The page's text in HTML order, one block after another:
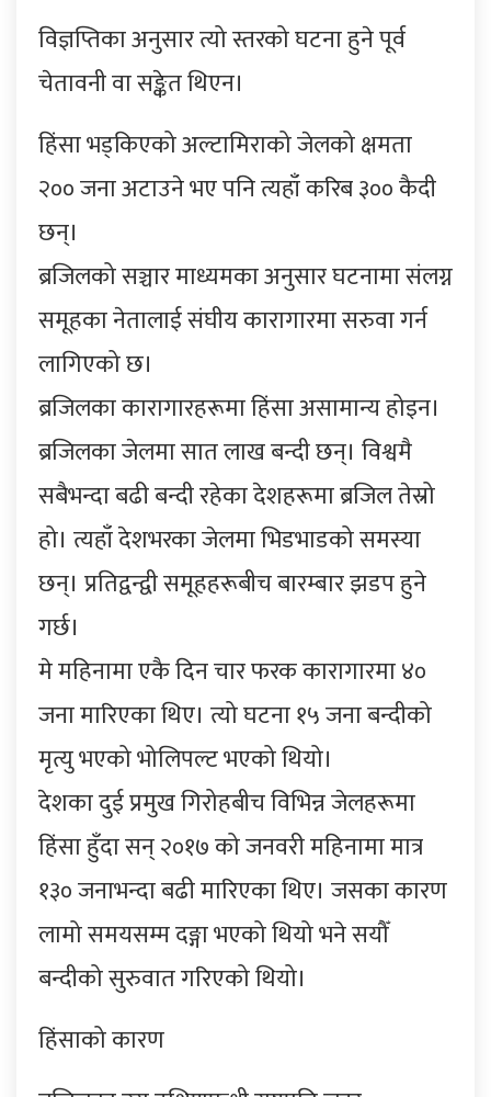
विज्ञप्तिका अनुसार त्यो स्तरको घटना हुने पूर्व
चेतावनी वा सङ्केत थिएन।
हिंसा भड्किएको अल्टामिराको जेलको क्षमता
२०० जना अटाउने भए पनि त्यहाँ करिब ३०० कैदी
छन्।
ब्रजिलको सञ्चार माध्यमका अनुसार घटनामा संलग्न
समूहका नेतालाई संघीय कारागारमा सरुवा गर्न
लागिएको छ।
ब्रजिलका कारागारहरूमा हिंसा असामान्य होइन।
ब्रजिलका जेलमा सात लाख बन्दी छन्। विश्वमै
सबैभन्दा बढी बन्दी रहेका देशहरूमा ब्रजिल तेस्रो
हो। त्यहाँ देशभरका जेलमा भिडभाडको समस्या
छन्। प्रतिद्वन्द्वी समूहहरूबीच बारम्बार झडप हुने
गर्छ।
मे महिनामा एकै दिन चार फरक कारागारमा ४०
जना मारिएका थिए। त्यो घटना १५ जना बन्दीको
मृत्यु भएको भोलिपल्ट भएको थियो।
देशका दुई प्रमुख गिरोहबीच विभिन्न जेलहरूमा
हिंसा हुँदा सन् २०१७ को जनवरी महिनामा मात्र
१३० जनाभन्दा बढी मारिएका थिए। जसका कारण
लामो समयसम्म दङ्गा भएको थियो भने सयौँ
बन्दीको सुरुवात गरिएको थियो।
हिंसाको कारण